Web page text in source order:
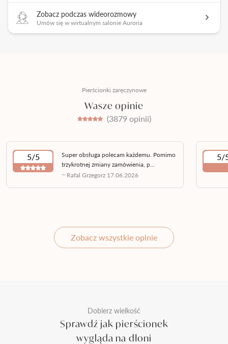
Zobacz podczas wideorozmowy
Umów się w wirtualnym salonie Auroria
Pierścionki zaręczynowe
Wasze opinie
(3879 opinii)
5/5
Super obsługa polecam każdemu. Pomimo
trzykrotnej zmiany zamówienia, p...
~ Rafal Grzegorz 17.06.2026
5/
Zobacz wszystkie opinie
Dobierz wielkość
Sprawdź jak pierścionek
wygląda na dłoni